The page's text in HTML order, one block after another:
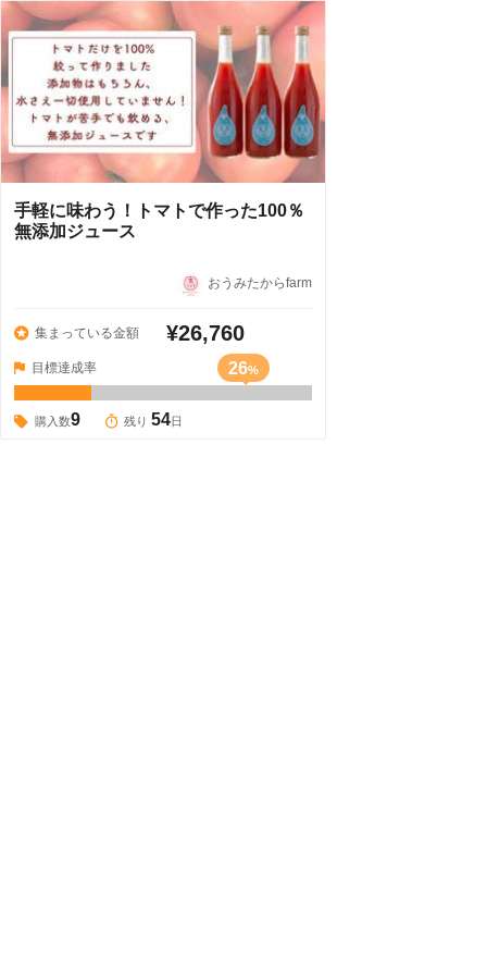
手軽に味わう！トマトで作った100％
無添加ジュース
おうみたからfarm
集まっている金額 ¥26,760
目標達成率 26%
購入数9 残り 54日